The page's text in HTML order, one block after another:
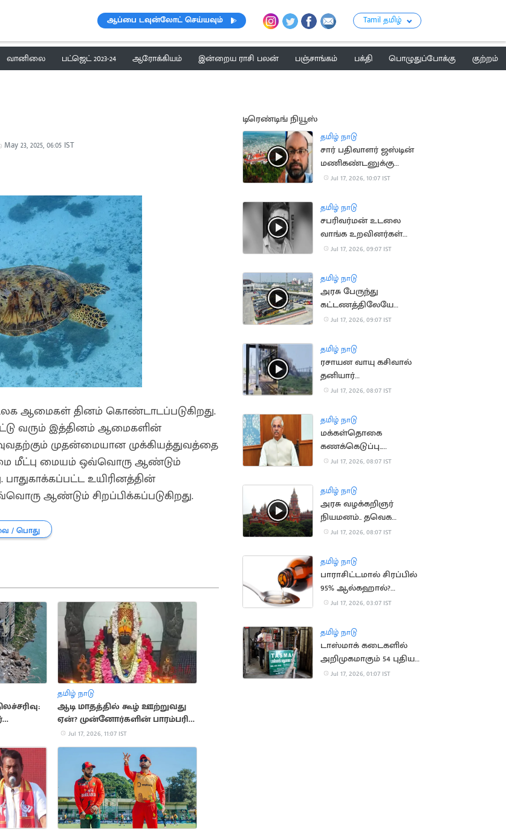
ஆப்பை டவுன்லோட் செய்யவும் Tamil தமிழ்
வானிலை பட்ஜெட் 2023-24 ஆரோக்கியம் இன்றைய ராசி பலன் பஞ்சாங்கம் பக்தி பொழுதுப்போக்கு
குற்றம்
May 23, 2025, 06:05 IST
ஆமைகள் தினம் கொண்டாடப்படுகிறது.
வரும் இத்தினம் ஆமைகளின்
முதன்மையான முக்கியத்துவத்தை
மீட்பு மையம் ஒவ்வொரு ஆண்டும்
உயிரினத்தின்
ஆண்டும் சிறப்பிக்கப்படுகிறது.
/ பொது
தமிழ் நாடு
ஆடி மாதத்தில் கூழ் ஊற்றுவது
ஏன்? முன்னோர்களின் பாரம்பரிய
முறை விளக்கம்
Jul 17, 2026, 11:07 IST
டிரெண்டிங் நியூஸ்
தமிழ் நாடு
சார் பதிவாளர் ஜஸ்டின்
மணிகண்டனுக்கு
நிபந்தனையுடன்
Jul 17, 2026, 10:07 IST
தமிழ் நாடு
சபரிவர்மன் உடலை
வாங்க உறவினர்கள்
ஒப்புதல்
Jul 17, 2026, 09:07 IST
தமிழ் நாடு
அரசு பேருந்து
கட்டணத்திலேயே
ஆம்னி பேருந்துகள்
Jul 17, 2026, 09:07 IST
தமிழ் நாடு
ரசாயன வாயு கசிவால்
தனியார்
தொழிற்சாலையில் தீ
Jul 17, 2026, 08:07 IST
தமிழ் நாடு
மக்கள்தொகை
கணக்கெடுப்பு..
மக்களுக்கு ஆளுநர்
Jul 17, 2026, 08:07 IST
தமிழ் நாடு
அரசு வழக்கறிஞர்
நியமனம்.. தவெக
அரசுக்கு சாதகமாக
Jul 17, 2026, 08:07 IST
தமிழ் நாடு
பாராசிட்டமால் சிரப்பில்
95% ஆல்கஹால்?
வதந்திக்கு முற்றுப்புள்ளி
Jul 17, 2026, 03:07 IST
தமிழ் நாடு
டாஸ்மாக் கடைகளில்
அறிமுகமாகும் 54 புதிய
பிராண்ட் மது வகைகள்
Jul 17, 2026, 01:07 IST